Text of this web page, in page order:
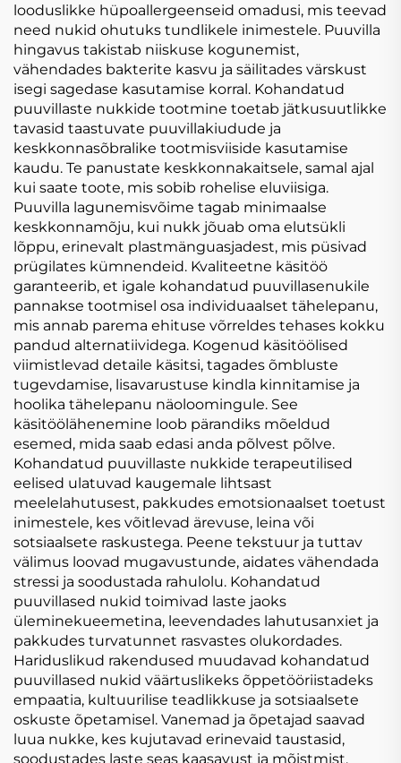
looduslikke hüpoallergeenseid omadusi, mis teevad
need nukid ohutuks tundlikele inimestele. Puuvilla
hingavus takistab niiskuse kogunemist,
vähendades bakterite kasvu ja säilitades värskust
isegi sagedase kasutamise korral. Kohandatud
puuvillaste nukkide tootmine toetab jätkusuutlikke
tavasid taastuvate puuvillakiudude ja
keskkonnasõbralike tootmisviiside kasutamise
kaudu. Te panustate keskkonnakaitsele, samal ajal
kui saate toote, mis sobib rohelise eluviisiga.
Puuvilla lagunemisvõime tagab minimaalse
keskkonnamõju, kui nukk jõuab oma elutsükli
lõppu, erinevalt plastmänguasjadest, mis püsivad
prügilates kümnendeid. Kvaliteetne käsitöö
garanteerib, et igale kohandatud puuvillasenukile
pannakse tootmisel osa individuaalset tähelepanu,
mis annab parema ehituse võrreldes tehases kokku
pandud alternatiividega. Kogenud käsitöölised
viimistlevad detaile käsitsi, tagades õmbluste
tugevdamise, lisavarustuse kindla kinnitamise ja
hoolika tähelepanu näoloomingule. See
käsitöölähenemine loob pärandiks mõeldud
esemed, mida saab edasi anda põlvest põlve.
Kohandatud puuvillaste nukkide terapeutilised
eelised ulatuvad kaugemale lihtsast
meelelahutusest, pakkudes emotsionaalset toetust
inimestele, kes võitlevad ärevuse, leina või
sotsiaalsete raskustega. Peene tekstuur ja tuttav
välimus loovad mugavustunde, aidates vähendada
stressi ja soodustada rahulolu. Kohandatud
puuvillased nukid toimivad laste jaoks
üleminekueemetina, leevendades lahutusanxiet ja
pakkudes turvatunnet rasvastes olukordades.
Hariduslikud rakendused muudavad kohandatud
puuvillased nukid väärtuslikeks õppetööriistadeks
empaatia, kultuurilise teadlikkuse ja sotsiaalsete
oskuste õpetamisel. Vanemad ja õpetajad saavad
luua nukke, kes kujutavad erinevaid taustasid,
soodustades laste seas kaasavust ja mõistmist.